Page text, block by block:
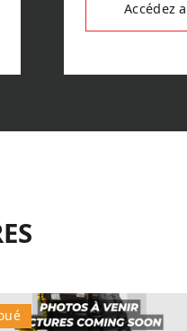
Accédez